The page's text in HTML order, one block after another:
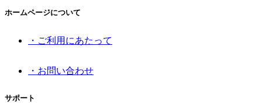
ホームページについて
・ご利用にあたって
・お問い合わせ
サポート